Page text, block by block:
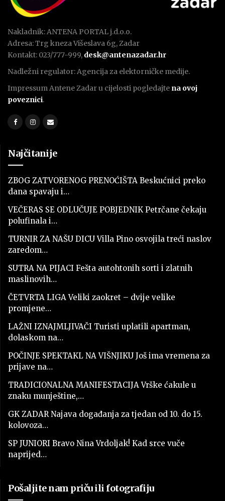
Nakladnik: ANTENA PORTAL j.d.o.o.
Adresa: Trg kneza Višeslava 6g, Zadar
Kontakt: 023/777-999, desk@antenazadar.hr
Nadležni regulator: Agencija za elektorničke medije.
Impressum Antene Zadar u cijelosti pogledajte na ovoj
poveznici.
Najčitanije
ZBOG ZATVORENOG PRENOĆIŠTA Beskućnici preko
dana spavaju i…
VEČERAS SE ODLUČUJE POBJEDNIK Petrčane čekaju
polufinala i…
TURNIR ZA NAŠU DICU Villa Pino osvojila treći naslov
zaredom…
SUTRA NA PIJACI Fešta autohtonih sorti i zlatnih
maslinovih…
ČETVRTA LIGA Veliki zaokret – dvije velike
promjene…
LAŽNI IZNAJMLJIVAČI Turisti uplatili apartman,
dolaskom na…
POČINJE SPEKTAKL NA VIŠNJIKU Još ima vremena za
prijave na…
TRADICIONALNA MANIFESTACIJA Vrške ćakule u
znaku munještine,…
GK ZADAR Najava događanja za tjedan od 10. do 15.
kolovoza…
SP JUNIORI Bravo Nina Vrdoljak! Kad srce vuče
naprijed…
Pošaljite nam priču ili fotografiju